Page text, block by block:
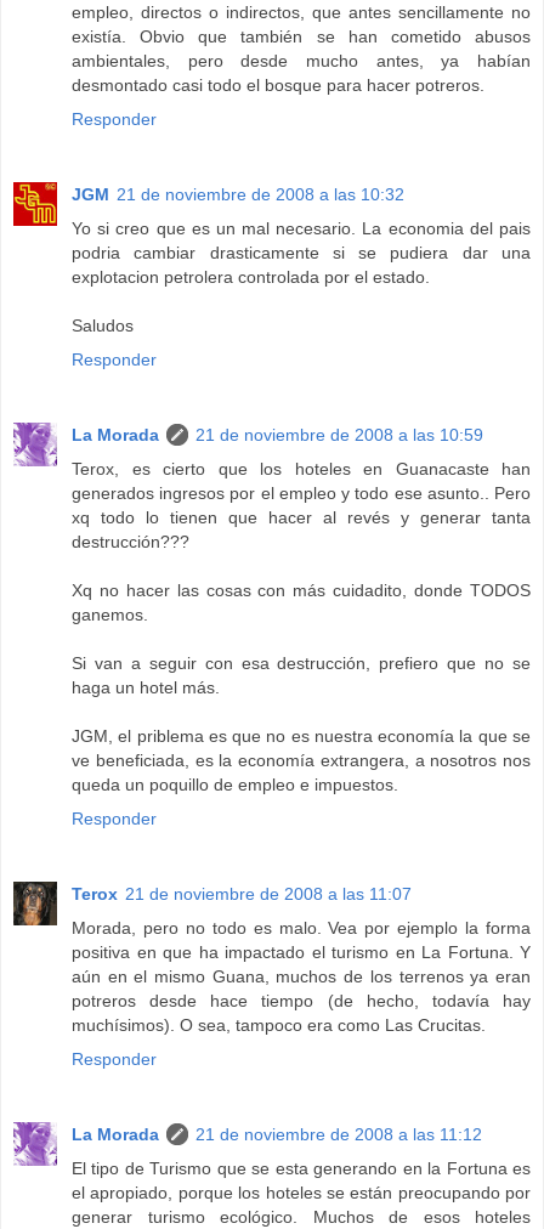
empleo, directos o indirectos, que antes sencillamente no
existía. Obvio que también se han cometido abusos
ambientales, pero desde mucho antes, ya habían
desmontado casi todo el bosque para hacer potreros.
Responder
JGM 21 de noviembre de 2008 a las 10:32
Yo si creo que es un mal necesario. La economia del pais
podria cambiar drasticamente si se pudiera dar una
explotacion petrolera controlada por el estado.
Saludos
Responder
La Morada
21 de noviembre de 2008 a las 10:59
Terox, es cierto que los hoteles en Guanacaste han
generados ingresos por el empleo y todo ese asunto.. Pero
xq todo lo tienen que hacer al revés y generar tanta
destrucción???
Xq no hacer las cosas con más cuidadito, donde TODOS
ganemos.
Si van a seguir con esa destrucción, prefiero que no se
haga un hotel más.
JGM, el priblema es que no es nuestra economía la que se
ve beneficiada, es la economía extrangera, a nosotros nos
queda un poquillo de empleo e impuestos.
Responder
Terox 21 de noviembre de 2008 a las 11:07
Morada, pero no todo es malo. Vea por ejemplo la forma
positiva en que ha impactado el turismo en La Fortuna. Y
aún en el mismo Guana, muchos de los terrenos ya eran
potreros desde hace tiempo (de hecho, todavía hay
muchísimos). O sea, tampoco era como Las Crucitas.
Responder
La Morada
21 de noviembre de 2008 a las 11:12
El tipo de Turismo que se esta generando en la Fortuna es
el apropiado, porque los hoteles se están preocupando por
generar turismo ecológico. Muchos de esos hoteles